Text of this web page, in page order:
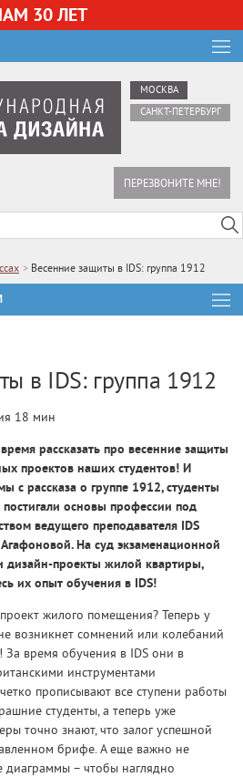
30 ЛЕТ
МОСКВА
САНКТ-ПЕТЕРБУРГ
ПЕРЕЗВОНИТЕ МНЕ!
> Весенние защиты в IDS: группа 1912
в IDS: группа 1912
18 мин
рассказать про весенние защиты
проектов наших студентов! И
с рассказа о группе 1912, студенты
основы профессии под
ведущего преподавателя IDS
На суд экзаменационной
дизайн-проекты жилой квартиры,
их опыт обучения в IDS!
жилого помещения? Теперь у
возникнет сомнений или колебаний
За время обучения в IDS они в
инструментами
прописывают все ступени работы
студенты, а теперь уже
точно знают, что залог успешной
брифе. А еще важно не
диаграммы – чтобы наглядно